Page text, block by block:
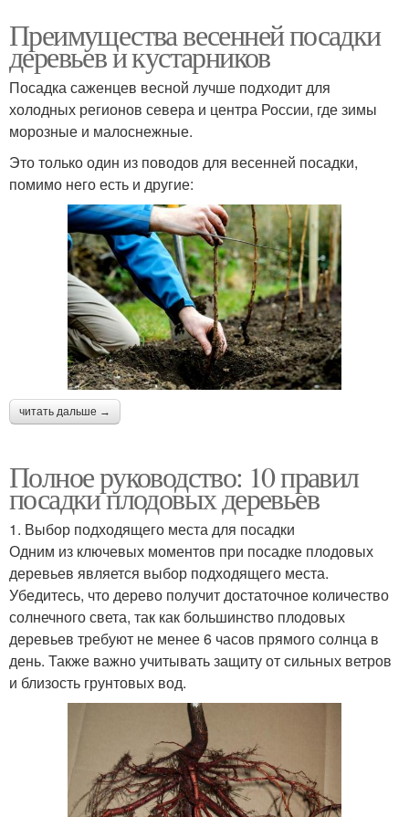
Преимущества весенней посадки
деревьев и кустарников
Посадка саженцев весной лучше подходит для
холодных регионов севера и центра России, где зимы
морозные и малоснежные.
Это только один из поводов для весенней посадки,
помимо него есть и другие:
читать дальше →
Полное руководство: 10 правил
посадки плодовых деревьев
1. Выбор подходящего места для посадки
Одним из ключевых моментов при посадке плодовых
деревьев является выбор подходящего места.
Убедитесь, что дерево получит достаточное количество
солнечного света, так как большинство плодовых
деревьев требуют не менее 6 часов прямого солнца в
день. Также важно учитывать защиту от сильных ветров
и близость грунтовых вод.